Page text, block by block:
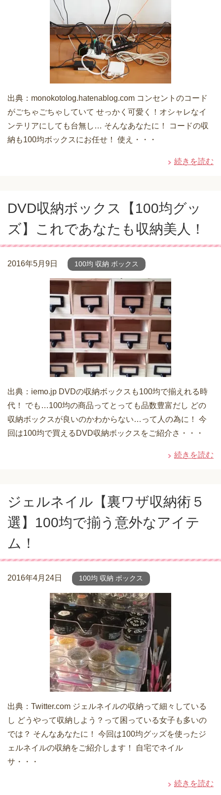
出典：monokotolog.hatenablog.com コンセントのコード
がごちゃごちゃしていて せっかく可愛く！オシャレなイ
ンテリアにしても台無し… そんなあなたに！ コードの収
納も100均ボックスにお任せ！ 使え・・・
続きを読む
DVD収納ボックス【100均グッ
ズ】これであなたも収納美人！
2016年5月9日 100均 収納 ボックス
出典：iemo.jp DVDの収納ボックスも100均で揃えれる時
代！ でも…100均の商品ってとっても品数豊富だし どの
収納ボックスが良いのかわからない…って人の為に！ 今
回は100均で買えるDVD収納ボックスをご紹介さ・・・
続きを読む
ジェルネイル【裏ワザ収納術５
選】100均で揃う意外なアイテ
ム！
2016年4月24日 100均 収納 ボックス
出典：Twitter.com ジェルネイルの収納って細々している
し どうやって収納しよう？って困っている女子も多いの
では？ そんなあなたに！ 今回は100均グッズを使ったジ
ェルネイルの収納をご紹介します！ 自宅でネイル
サ・・・
続きを読む